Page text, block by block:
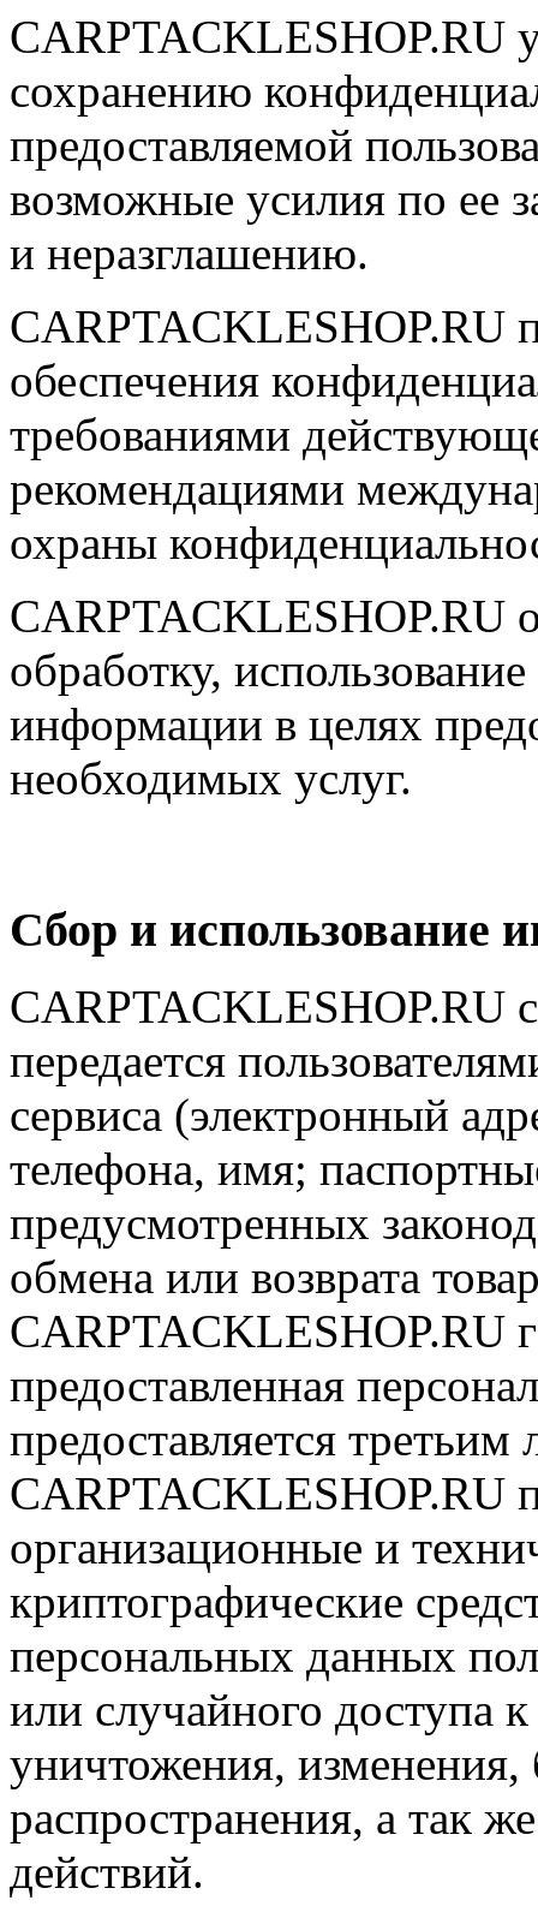
CARPTACKLESHOP.RU
сохранению
предоставляемой
возможные усилия по ее
и неразглашению.
CARPTACKLESHOP.RU
обеспечения
требованиями
рекомендациями
охраны
CARPTACKLESHOP.RU
обработку,
информации в целях
необходимых услуг.
Сбор и использование
CARPTACKLESHOP.RU
передается
сервиса (электронный
телефона, имя;
предусмотренных
обмена или возврата
CARPTACKLESHOP.RU
предоставленная
предоставляется
CARPTACKLESHOP.RU
организационные и
криптографические
персональных данных
или случайного доступа
уничтожения, изменения,
распространения, а так
действий.